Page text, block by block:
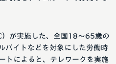
）が実施した、全国18～65歳の
バイトなどを対象にした労働時
トによると、テレワークを実施